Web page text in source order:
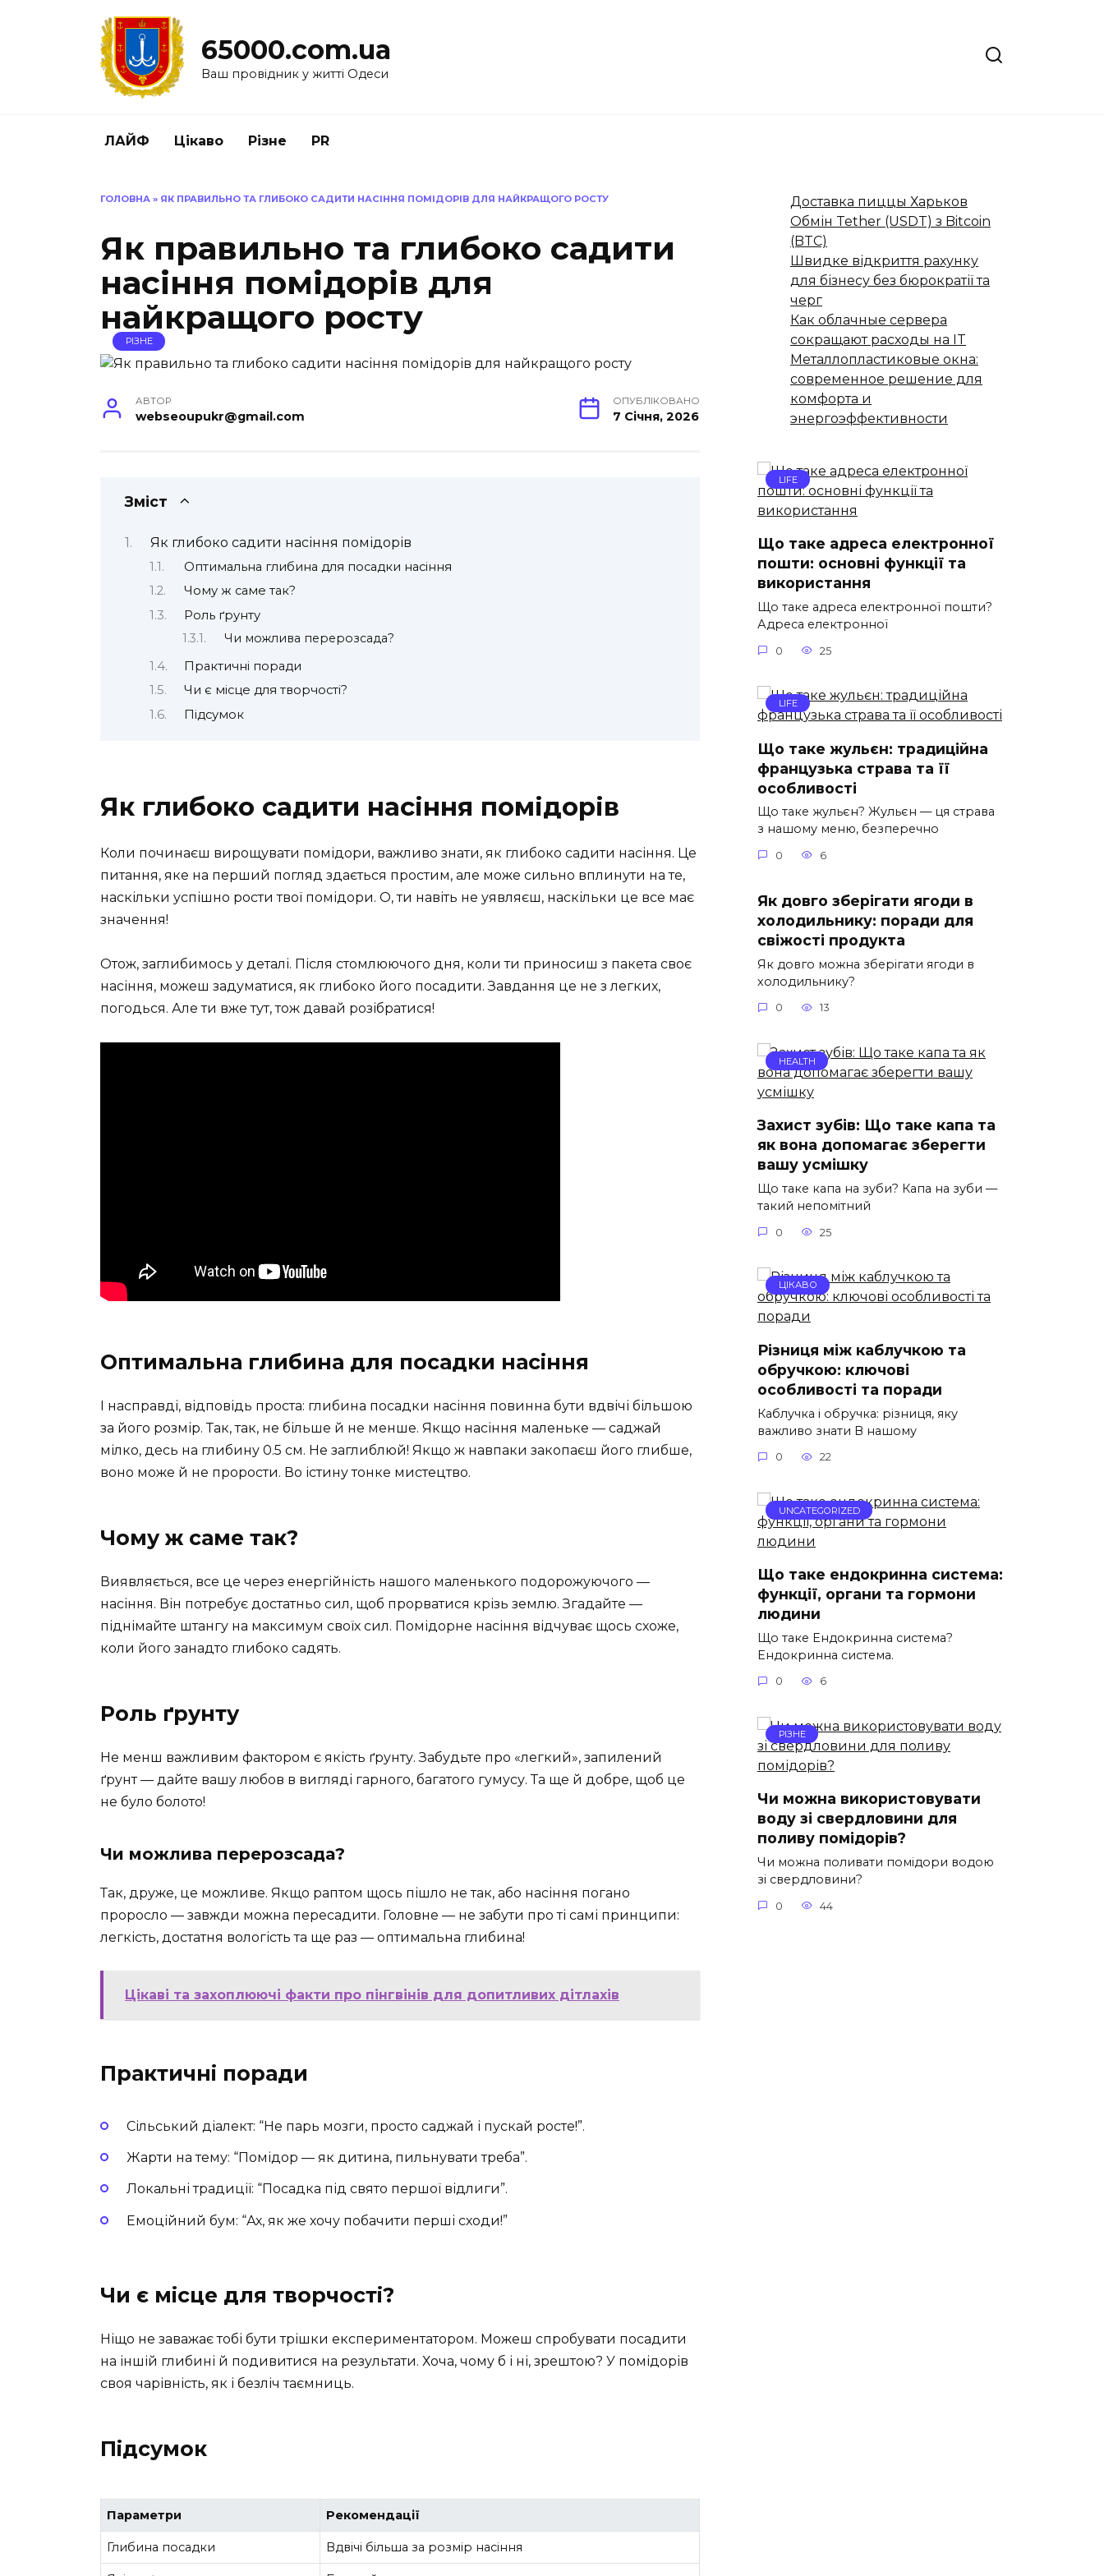
65000.com.ua
Ваш провідник у житті Одеси
ЛАЙФ Цікаво Різне PR
ГОЛОВНА » ЯК ПРАВИЛЬНО ТА ГЛИБОКО САДИТИ НАСІННЯ ПОМІДОРІВ ДЛЯ НАЙКРАЩОГО РОСТУ
Як правильно та глибоко садити
насіння помідорів для
найкращого росту
РІЗНЕ
АВТОР
webseoupukr@gmail.com
ОПУБЛІКОВАНО
7 Січня, 2026
Зміст
Як глибоко садити насіння помідорів
Оптимальна глибина для посадки насіння
Чому ж саме так?
Роль ґрунту
Чи можлива перерозсада?
Практичні поради
Чи є місце для творчості?
Підсумок
Як глибоко садити насіння помідорів
Коли починаєш вирощувати помідори, важливо знати, як глибоко садити насіння. Це
питання, яке на перший погляд здається простим, але може сильно вплинути на те,
наскільки успішно рости твої помідори. О, ти навіть не уявляєш, наскільки це все має
значення!
Отож, заглибимось у деталі. Після стомлюючого дня, коли ти приносиш з пакета своє
насіння, можеш задуматися, як глибоко його посадити. Завдання це не з легких,
погодься. Але ти вже тут, тож давай розібратися!
Оптимальна глибина для посадки насіння
І насправді, відповідь проста: глибина посадки насіння повинна бути вдвічі більшою
за його розмір. Так, так, не більше й не менше. Якщо насіння маленьке — саджай
мілко, десь на глибину 0.5 см. Не заглиблюй! Якщо ж навпаки закопаєш його глибше,
воно може й не прорости. Во істину тонке мистецтво.
Чому ж саме так?
Виявляється, все це через енергійність нашого маленького подорожуючого —
насіння. Він потребує достатньо сил, щоб прорватися крізь землю. Згадайте —
піднімайте штангу на максимум своїх сил. Помідорне насіння відчуває щось схоже,
коли його занадто глибоко садять.
Роль ґрунту
Не менш важливим фактором є якість ґрунту. Забудьте про «легкий», запилений
ґрунт — дайте вашу любов в вигляді гарного, багатого гумусу. Та ще й добре, щоб це
не було болото!
Чи можлива перерозсада?
Так, друже, це можливе. Якщо раптом щось пішло не так, або насіння погано
проросло — завжди можна пересадити. Головне — не забути про ті самі принципи:
легкість, достатня вологість та ще раз — оптимальна глибина!
Цікаві та захоплюючі факти про пінгвінів для допитливих дітлахів
Практичні поради
Сільський діалект: “Не парь мозги, просто саджай і пускай росте!”.
Жарти на тему: “Помідор — як дитина, пильнувати треба”.
Локальні традиції: “Посадка під свято першої відлиги”.
Емоційний бум: “Ах, як же хочу побачити перші сходи!”
Чи є місце для творчості?
Ніщо не заважає тобі бути трішки експериментатором. Можеш спробувати посадити
на іншій глибині й подивитися на результати. Хоча, чому б і ні, зрештою? У помідорів
своя чарівність, як і безліч таємниць.
Підсумок
Параметри Рекомендації
Глибина посадки Вдвічі більша за розмір насіння
Доставка пиццы Харьков
Обмін Tether (USDT) з Bitcoin
(BTC)
Швидке відкриття рахунку
для бізнесу без бюрократії та
черг
Как облачные сервера
сокращают расходы на IT
Металлопластиковые окна:
современное решение для
комфорта и
энергоэффективности
LIFE
Що таке адреса електронної
пошти: основні функції та
використання
Що таке адреса електронної пошти?
Адреса електронної
0 25
LIFE
Що таке жульєн: традиційна
французька страва та її
особливості
Що таке жульєн? Жульєн — ця страва
з нашому меню, безперечно
0 6
Як довго зберігати ягоди в
холодильнику: поради для
свіжості продукта
Як довго можна зберігати ягоди в
холодильнику?
0 13
HEALTH
Захист зубів: Що таке капа та
як вона допомагає зберегти
вашу усмішку
Що таке капа на зуби? Капа на зуби —
такий непомітний
0 25
ЦІКАВО
Різниця між каблучкою та
обручкою: ключові
особливості та поради
Каблучка і обручка: різниця, яку
важливо знати В нашому
0 22
UNCATEGORIZED
Що таке ендокринна система:
функції, органи та гормони
людини
Що таке Ендокринна система?
Ендокринна система.
0 6
РІЗНЕ
Чи можна використовувати
воду зі свердловини для
поливу помідорів?
Чи можна поливати помідори водою
зі свердловини?
0 44